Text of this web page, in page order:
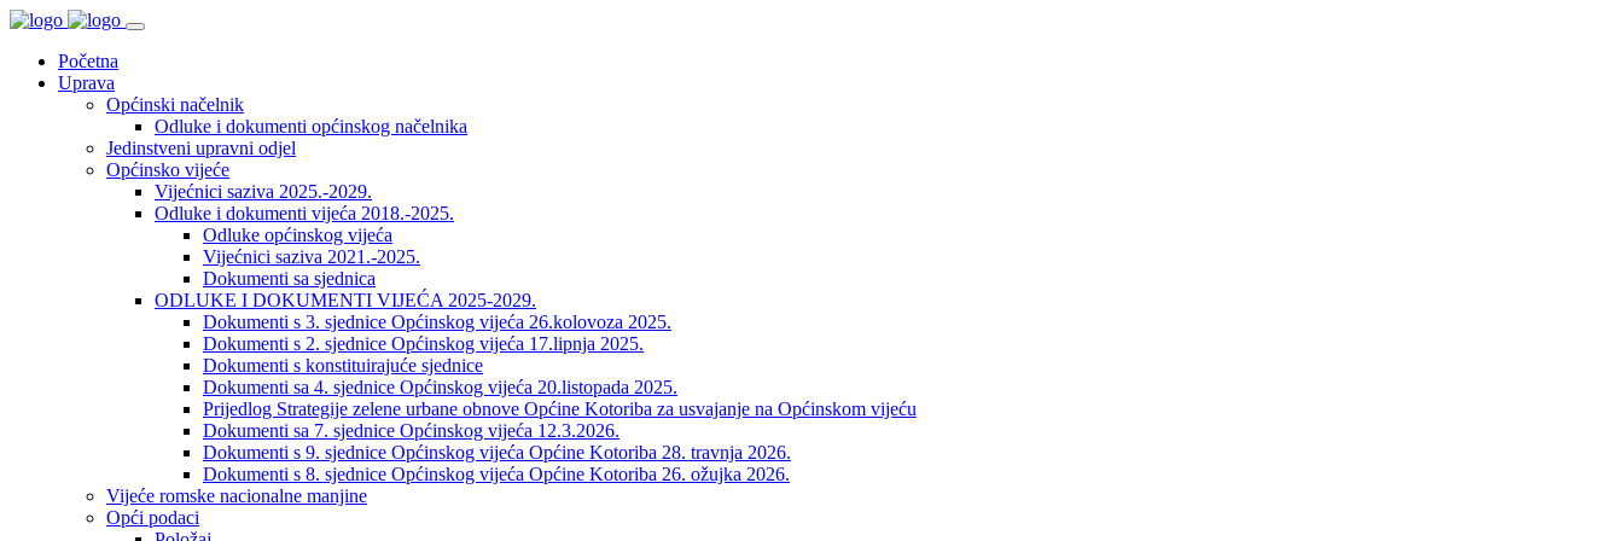
Početna
Uprava
Općinski načelnik
Odluke i dokumenti općinskog načelnika
Jedinstveni upravni odjel
Općinsko vijeće
Vijećnici saziva 2025.-2029.
Odluke i dokumenti vijeća 2018.-2025.
Odluke općinskog vijeća
Vijećnici saziva 2021.-2025.
Dokumenti sa sjednica
ODLUKE I DOKUMENTI VIJEĆA 2025-2029.
Dokumenti s 3. sjednice Općinskog vijeća 26.kolovoza 2025.
Dokumenti s 2. sjednice Općinskog vijeća 17.lipnja 2025.
Dokumenti s konstituirajuće sjednice
Dokumenti sa 4. sjednice Općinskog vijeća 20.listopada 2025.
Prijedlog Strategije zelene urbane obnove Općine Kotoriba za usvajanje na Općinskom vijeću
Dokumenti sa 7. sjednice Općinskog vijeća 12.3.2026.
Dokumenti s 9. sjednice Općinskog vijeća Općine Kotoriba 28. travnja 2026.
Dokumenti s 8. sjednice Općinskog vijeća Općine Kotoriba 26. ožujka 2026.
Vijeće romske nacionalne manjine
Opći podaci